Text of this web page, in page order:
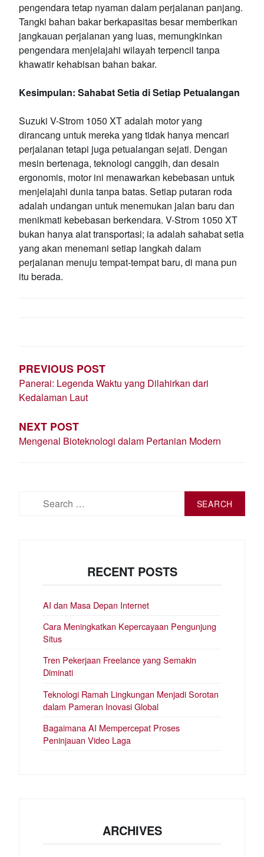
pengendara tetap nyaman dalam perjalanan panjang.
Tangki bahan bakar berkapasitas besar memberikan
jangkauan perjalanan yang luas, memungkinkan
pengendara menjelajahi wilayah terpencil tanpa
khawatir kehabisan bahan bakar.
Kesimpulan: Sahabat Setia di Setiap Petualangan
Suzuki V-Strom 1050 XT adalah motor yang
dirancang untuk mereka yang tidak hanya mencari
perjalanan tetapi juga petualangan sejati. Dengan
mesin bertenaga, teknologi canggih, dan desain
ergonomis, motor ini menawarkan kebebasan untuk
menjelajahi dunia tanpa batas. Setiap putaran roda
adalah undangan untuk menemukan jalan baru dan
menikmati kebebasan berkendara. V-Strom 1050 XT
bukan hanya alat transportasi; ia adalah sahabat setia
yang akan menemani setiap langkah dalam
perjalanan menuju tempat-tempat baru, di mana pun
itu berada.
PREVIOUS POST
Panerai: Legenda Waktu yang Dilahirkan dari
Kedalaman Laut
NEXT POST
Mengenal Bioteknologi dalam Pertanian Modern
RECENT POSTS
AI dan Masa Depan Internet
Cara Meningkatkan Kepercayaan Pengunjung
Situs
Tren Pekerjaan Freelance yang Semakin
Diminati
Teknologi Ramah Lingkungan Menjadi Sorotan
dalam Pameran Inovasi Global
Bagaimana AI Mempercepat Proses
Peninjauan Video Laga
ARCHIVES